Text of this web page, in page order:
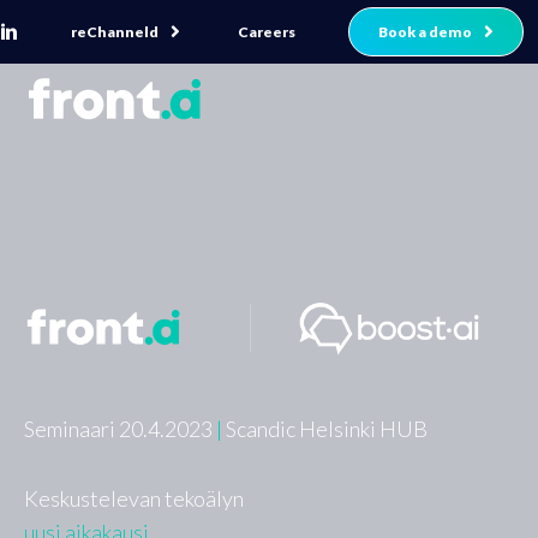
reChanneld Careers Book a demo
Seminaari 20.4.2023 | Scandic Helsinki HUB
Keskustelevan tekoälyn
uusi aikakausi